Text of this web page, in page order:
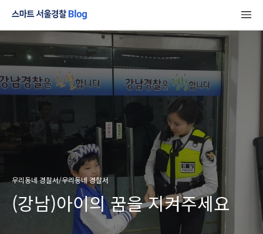
우리동네 경찰서/우리동네 경찰서
(강남)아이의 꿈을 지켜주세요